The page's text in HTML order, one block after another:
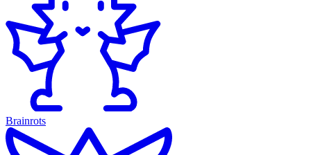
Brainrots